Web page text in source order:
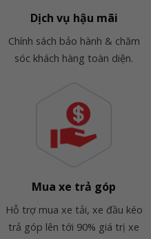
Dịch vụ hậu mãi
Chính sách bảo hành & chăm
sóc khách hàng toàn diện.
Mua xe trả góp
Hỗ trợ mua xe tải, xe đầu kéo
trả góp lên tới 90% giá trị xe